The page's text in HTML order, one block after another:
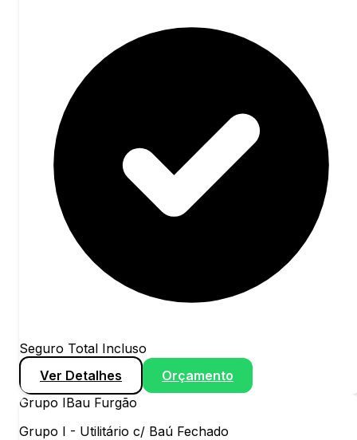
Seguro Total Incluso
Ver Detalhes
Orçamento
Grupo IBau Furgão
Grupo I - Utilitário c/ Baú Fechado